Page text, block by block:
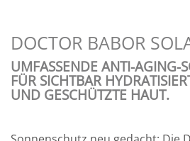
DOCTOR BABOR
UMFASSENDE ANTI-AGING-
FÜR SICHTBAR
UND GESCHÜTZTE HAUT.